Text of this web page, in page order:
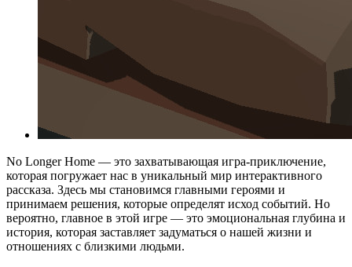
No Longer Home — это захватывающая игра-приключение,
которая погружает нас в уникальный мир интерактивного
рассказа. Здесь мы становимся главными героями и
принимаем решения, которые определят исход событий. Но
вероятно, главное в этой игре — это эмоциональная глубина и
история, которая заставляет задуматься о нашей жизни и
отношениях с близкими людьми.